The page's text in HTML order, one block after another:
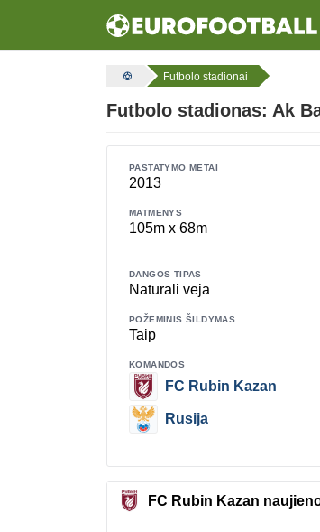
Futbolo stadionai
Futbolo stadionas: Ak
PASTATYMO METAI
2013
MATMENYS
105m x 68m
DANGOS TIPAS
Natūrali veja
POŽEMINIS ŠILDYMAS
Taip
KOMANDOS
FC Rubin Kazan
Rusija
FC Rubin Kazan